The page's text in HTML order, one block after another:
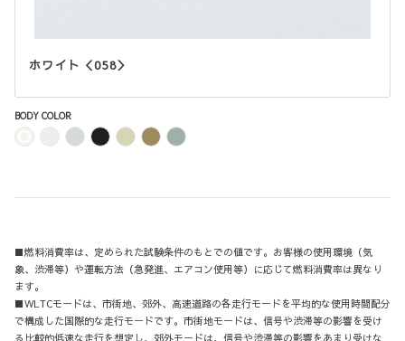
ホワイト＜058＞
BODY COLOR
■燃料消費率は、定められた試験条件のもとでの値です。お客様の使用環境（気
象、渋滞等）や運転方法（急発進、エアコン使用等）に応じて燃料消費率は異なり
ます。
■WLTCモードは、市街地、郊外、高速道路の各走行モードを平均的な使用時間配分
で構成した国際的な走行モードです。市街地モードは、信号や渋滞等の影響を受け
る比較的低速な走行を想定し、郊外モードは、信号や渋滞等の影響をあまり受けな